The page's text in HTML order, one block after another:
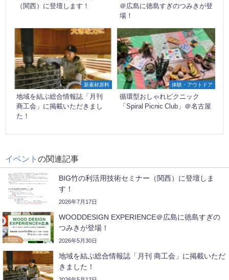
（関西）に登壇します！
＠広島に徳島すぎのつみきが登
場！
新素材原料
地域を結ぶ総合情報誌「月刊
商工会」に掲載いただきまし
た！
体験・アウトドア
循環型おしゃれピクニック
「Spiral Picnic Club」＠名古屋
イベント の関連記事
BIG竹の利活用技術セミナー（関西）に登壇しま
す！
2026年7月17日
WOODDESIGN EXPERIENCE＠広島に徳島すぎの
つみきが登場！
2026年5月30日
地域を結ぶ総合情報誌「月刊 商工会」に掲載いただ
きました！